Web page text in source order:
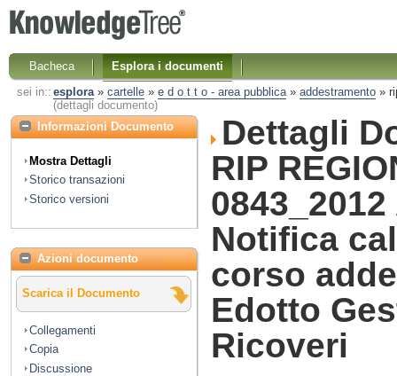
Bacheca
Esplora i documenti
sei in:: esplora» cartelle» e d o t t o - area pubblica» addestramento»
(dettagli documento)
Informazioni Documento
Mostra Dettagli
Storico transazioni
Storico versioni
Azioni documento
Scarica il Documento
Collegamenti
Copia
Discussione
Dettagli
RIP
0843_2012
Notifica
corso
Edotto
Ricoveri